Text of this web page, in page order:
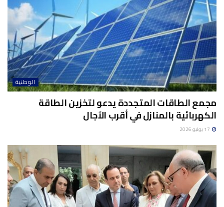
الوطنية
مجمع الطاقات المتجددة يدعو لتخزين الطاقة
الكهربائية بالمنازل في أقرب الآجال